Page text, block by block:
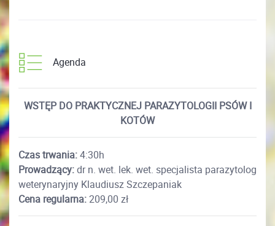
Agenda
WSTĘP DO PRAKTYCZNEJ PARAZYTOLOGII PSÓW I
KOTÓW
Czas trwania:4:30h
Prowadzący:dr n. wet. lek. wet. specjalista parazytolog
weterynaryjny Klaudiusz Szczepaniak
Cena regularna:209,00 zł